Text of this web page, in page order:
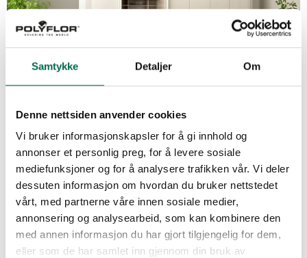
Samtykke Detaljer Om
Denne nettsiden anvender cookies
Vi bruker informasjonskapsler for å gi innhold og
annonser et personlig preg, for å levere sosiale
mediefunksjoner og for å analysere trafikken vår. Vi deler
dessuten informasjon om hvordan du bruker nettstedet
vårt, med partnerne våre innen sosiale medier,
annonsering og analysearbeid, som kan kombinere den
med annen informasjon du har gjort tilgjengelig for dem,
eller som de har samlet inn gjennom din bruk av
Klikkvinyl i naturtro betong og steindesign
Vinylgulv til bad og våtrom